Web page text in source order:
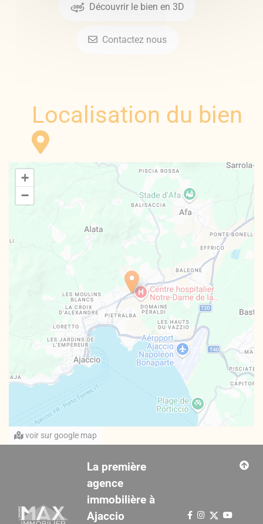
Découvrir le bien en 3D
Contactez nous
Localisation du bien
+
−
voir sur google map
La première
agence
immobilière à
Ajaccio